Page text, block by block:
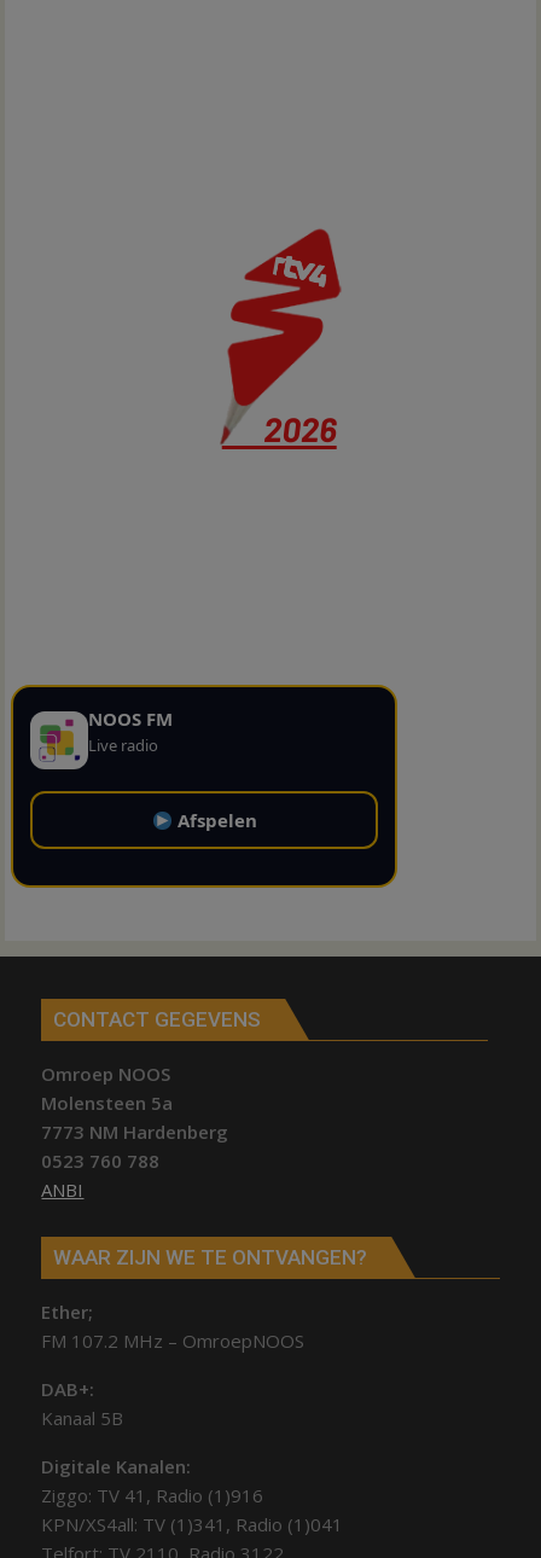
NOOS FM
Live radio
Afspelen
CONTACT GEGEVENS
Omroep NOOS
Molensteen 5a
7773 NM Hardenberg
0523 760 788
ANBI
WAAR ZIJN WE TE ONTVANGEN?
Ether;
FM 107.2 MHz – OmroepNOOS
DAB+:
Kanaal 5B
Digitale Kanalen:
Ziggo: TV 41, Radio (1)916
KPN/XS4all: TV (1)341, Radio (1)041